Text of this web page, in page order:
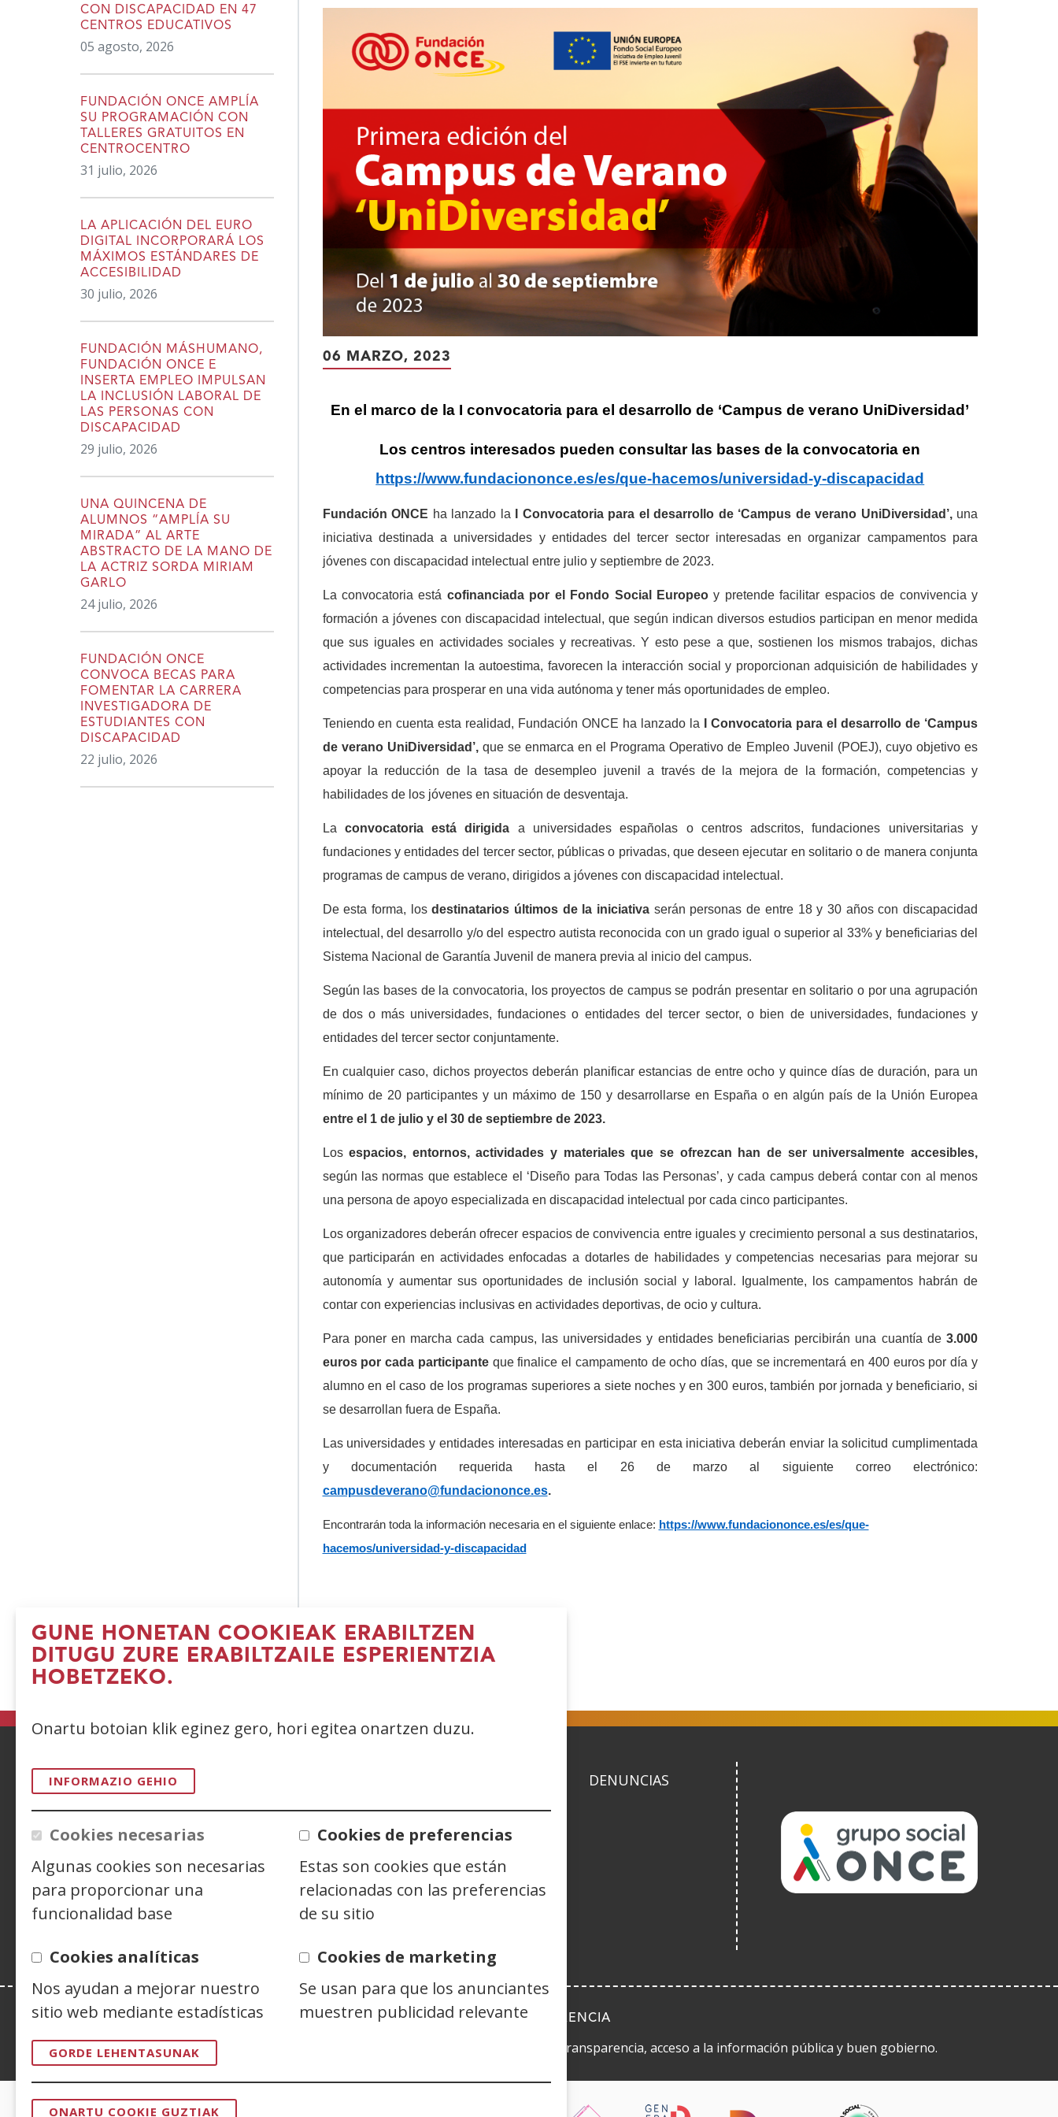
GUNE HONETAN COOKIEAK ERABILTZEN
DITUGU ZURE ERABILTZAILE ESPERIENTZIA
HOBETZEKO.
Onartu botoian klik eginez gero, hori egitea onartzen duzu.
INFORMAZIO GEHIO
Cookies necesarias
Algunas cookies son necesarias
para proporcionar una
funcionalidad base
Cookies de preferencias
Estas son cookies que están
relacionadas con las preferencias
de su sitio
Cookies analíticas
Nos ayudan a mejorar nuestro
sitio web mediante estadísticas
Cookies de marketing
Se usan para que los anunciantes
muestren publicidad relevante
GORDE LEHENTASUNAK
ONARTU COOKIE GUZTIAK
06 MARZO, 2023
En el marco de la I convocatoria para el desarrollo de ‘Campus de verano UniDiversidad’
Los centros interesados pueden consultar las bases de la convocatoria en
https://www.fundaciononce.es/es/que-hacemos/universidad-y-discapacidad
Fundación ONCE ha lanzado la I Convocatoria para el desarrollo de ‘Campus de verano UniDiversidad’, una
iniciativa destinada a universidades y entidades del tercer sector interesadas en organizar campamentos para
jóvenes con discapacidad intelectual entre julio y septiembre de 2023.
La convocatoria está cofinanciada por el Fondo Social Europeoy pretende facilitar espacios de convivencia y
formación a jóvenes con discapacidad intelectual, que según indican diversos estudios participan en menor medida
que sus iguales en actividades sociales y recreativas. Y esto pese a que, sostienen los mismos trabajos, dichas
actividades incrementan la autoestima, favorecen la interacción social y proporcionan adquisición de habilidades y
competencias para prosperar en una vida autónoma y tener más oportunidades de empleo.
Teniendo en cuenta esta realidad, Fundación ONCE ha lanzado la I Convocatoria para el desarrollo de ‘Campus
de verano UniDiversidad’, que se enmarca en el Programa Operativo de Empleo Juvenil (POEJ), cuyo objetivo es
apoyar la reducción de la tasa de desempleo juvenil a través de la mejora de la formación, competencias y
habilidades de los jóvenes en situación de desventaja.
La convocatoria está dirigida a universidades españolas o centros adscritos, fundaciones universitarias y
fundaciones y entidades del tercer sector, públicas o privadas, que deseen ejecutar en solitario o de manera conjunta
programas de campus de verano, dirigidos a jóvenes con discapacidad intelectual.
De esta forma, losdestinatarios últimos de la iniciativa serán personas de entre 18 y 30 años con discapacidad
intelectual, del desarrollo y/o del espectro autista reconocida con un grado igual o superior al 33% y beneficiarias del
Sistema Nacional de Garantía Juvenil de manera previa al inicio del campus.
Según las bases de la convocatoria, los proyectos de campus se podrán presentar en solitario o por una agrupación
de dos o más universidades, fundaciones o entidades del tercer sector, o bien de universidades, fundaciones y
entidades del tercer sector conjuntamente.
En cualquier caso, dichos proyectos deberán planificar estancias de entre ocho y quince días de duración, para un
mínimo de 20 participantes y un máximo de 150 y desarrollarse en España o en algún país de la Unión Europea
entre el 1 de julio y el 30 de septiembre de 2023.
Losespacios, entornos, actividades y materiales que se ofrezcan han de ser universalmente accesibles,
según las normas que establece el ‘Diseño para Todas las Personas’, y cada campus deberá contar con al menos
una persona de apoyo especializada en discapacidad intelectual por cada cinco participantes.
Los organizadores deberán ofrecer espacios de convivencia entre iguales y crecimiento personal a sus destinatarios,
que participarán en actividades enfocadas a dotarles de habilidades y competencias necesarias para mejorar su
autonomía y aumentar sus oportunidades de inclusión social y laboral. Igualmente, los campamentos habrán de
contar con experiencias inclusivas en actividades deportivas, de ocio y cultura.
Para poner en marcha cada campus, las universidades y entidades beneficiarias percibirán una cuantía de 3.000
euros por cada participante que finalice el campamento de ocho días, que se incrementará en 400 euros por día y
alumno en el caso de los programas superiores a siete noches y en 300 euros, también por jornada y beneficiario, si
se desarrollan fuera de España.
Las universidades y entidades interesadas en participar en esta iniciativa deberán enviar la solicitud cumplimentada
y documentación requerida hasta el 26 de marzo al siguiente correo electrónico:
campusdeverano@fundaciononce.es.
Encontrarán toda la información necesaria en el siguiente enlace: https://www.fundaciononce.es/es/que-
hacemos/universidad-y-discapacidad
berrian)berrian)berrian)berrian)
CON DISCAPACIDAD EN 47
CENTROS EDUCATIVOS
05 agosto, 2026
FUNDACIÓN ONCE AMPLÍA
SU PROGRAMACIÓN CON
TALLERES GRATUITOS EN
CENTROCENTRO
31 julio, 2026
LA APLICACIÓN DEL EURO
DIGITAL INCORPORARÁ LOS
MÁXIMOS ESTÁNDARES DE
ACCESIBILIDAD
30 julio, 2026
FUNDACIÓN MÁSHUMANO,
FUNDACIÓN ONCE E
INSERTA EMPLEO IMPULSAN
LA INCLUSIÓN LABORAL DE
LAS PERSONAS CON
DISCAPACIDAD
29 julio, 2026
UNA QUINCENA DE
ALUMNOS “AMPLÍA SU
MIRADA” AL ARTE
ABSTRACTO DE LA MANO DE
LA ACTRIZ SORDA MIRIAM
GARLO
24 julio, 2026
FUNDACIÓN ONCE
CONVOCA BECAS PARA
FOMENTAR LA CARRERA
INVESTIGADORA DE
ESTUDIANTES CON
DISCAPACIDAD
22 julio, 2026
ACCESIBILIDAD DENUNCIAS
Siguenos en: Twitter
(Ireki
leiho
berrian)
LinkedIn
(Ireki
leiho
berrian)
YouTube
(Ireki
leiho
Instagram
(Ireki Blog
(Ireki
leiho
Telegram
(IrekiTikTok
(Ireki
LEY DE TRANSPARENCIA
Esta web se ajusta a lo establecido en la Ley 19/2013, de 9 de diciembre, de transparencia, acceso a la información pública y buen gobierno.
CERTIFICADOS DE CALIDAD